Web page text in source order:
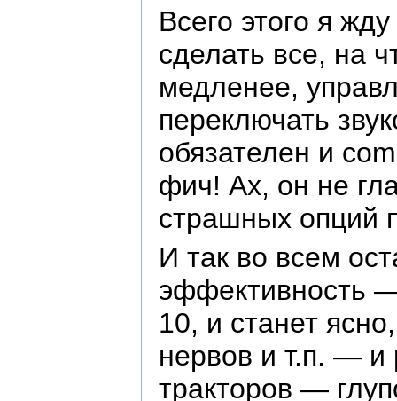
Всего этого я
сделать все, на
медленее,
переключать
обязателен и
фич! Ах, он не
страшных опций
И так во всем
эффективность
10, и станет
нервов и т.п. — и
тракторов —